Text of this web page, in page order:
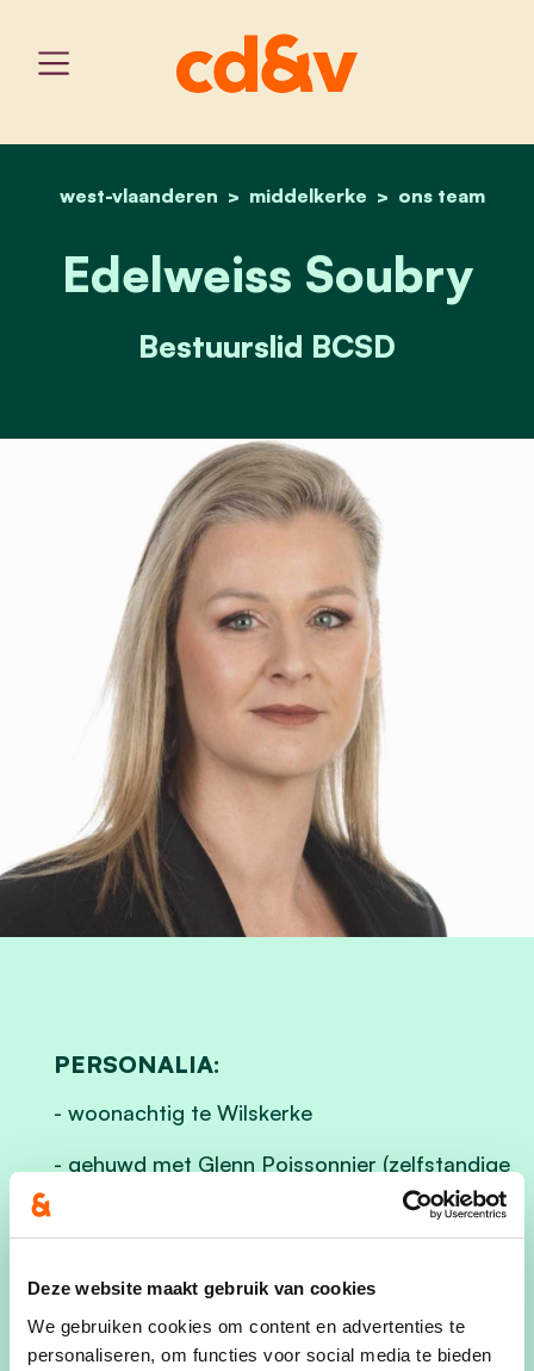
Deze website maakt gebruik van cookies
We gebruiken cookies om content en advertenties te
personaliseren, om functies voor social media te bieden
home
west-vlaanderen middelkerke ons team
edelweiss soubry
Edelweiss Soubry
Bestuurslid BCSD
PERSONALIA:
- woonachtig te Wilskerke
- gehuwd met Glenn Poissonnier (zelfstandige
- mama van 2 dochters (Yana en Zohra)
- bediende in de zaak van echtgenoot
INTERESSE VELDEN: